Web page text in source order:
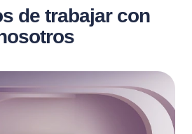
de trabajar con